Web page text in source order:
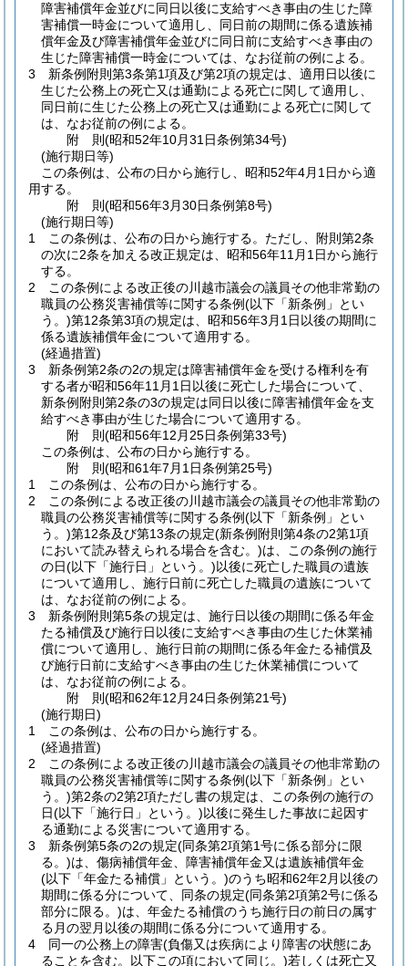
障害補償年金並びに同日以後に支給すべき事由の生じた障
害補償一時金について適用し、同日前の期間に係る遺族補
償年金及び障害補償年金並びに同日前に支給すべき事由の
生じた障害補償一時金については、なお従前の例による。
3
新条例附則第3条第1項及び第2項の規定は、適用日以後に
生じた公務上の死亡又は通勤による死亡に関して適用し、
同日前に生じた公務上の死亡又は通勤による死亡に関して
は、なお従前の例による。
附 則(昭和52年10月31日条例第34号)
(施行期日等)
この条例は、公布の日から施行し、昭和52年4月1日から適
用する。
附 則(昭和56年3月30日条例第8号)
(施行期日等)
1
この条例は、公布の日から施行する。 ただし、附則第2条
の次に2条を加える改正規定は、昭和56年11月1日から施行
する。
2
この条例による改正後の川越市議会の議員その他非常勤の
職員の公務災害補償等に関する条例(以下「新条例」とい
う。)第12条第3項の規定は、昭和56年3月1日以後の期間に
係る遺族補償年金について適用する。
(経過措置)
3
新条例第2条の2の規定は障害補償年金を受ける権利を有
する者が昭和56年11月1日以後に死亡した場合について、
新条例附則第2条の3の規定は同日以後に障害補償年金を支
給すべき事由が生じた場合について適用する。
附 則(昭和56年12月25日条例第33号)
この条例は、公布の日から施行する。
附 則(昭和61年7月1日条例第25号)
1
この条例は、公布の日から施行する。
2
この条例による改正後の川越市議会の議員その他非常勤の
職員の公務災害補償等に関する条例(以下「新条例」とい
う。)第12条及び第13条の規定(新条例附則第4条の2第1項
において読み替えられる場合を含む。)は、この条例の施行
の日(以下「施行日」という。)以後に死亡した職員の遺族
について適用し、施行日前に死亡した職員の遺族について
は、なお従前の例による。
3
新条例附則第5条の規定は、施行日以後の期間に係る年金
たる補償及び施行日以後に支給すべき事由の生じた休業補
償について適用し、施行日前の期間に係る年金たる補償及
び施行日前に支給すべき事由の生じた休業補償について
は、なお従前の例による。
附 則(昭和62年12月24日条例第21号)
(施行期日)
1
この条例は、公布の日から施行する。
(経過措置)
2
この条例による改正後の川越市議会の議員その他非常勤の
職員の公務災害補償等に関する条例(以下「新条例」とい
う。)第2条の2第2項ただし書の規定は、この条例の施行の
日(以下「施行日」という。)以後に発生した事故に起因す
る通勤による災害について適用する。
3
新条例第5条の2の規定(同条第2項第1号に係る部分に限
る。)は、傷病補償年金、障害補償年金又は遺族補償年金
(以下「年金たる補償」という。)のうち昭和62年2月以後の
期間に係る分について、同条の規定(同条第2項第2号に係る
部分に限る。)は、年金たる補償のうち施行日の前日の属す
る月の翌月以後の期間に係る分について適用する。
4
同一の公務上の障害(負傷又は疾病により障害の状態にあ
ることを含む。以下この項において同じ。)若しくは死亡又